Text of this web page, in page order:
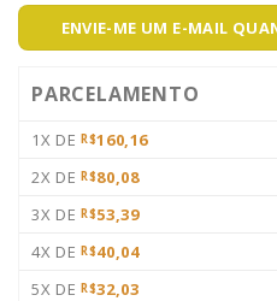
ENVIE-ME UM E-MAIL
PARCELAMENTO
1X DE R$160,16
2X DE R$80,08
3X DE R$53,39
4X DE R$40,04
5X DE R$32,03